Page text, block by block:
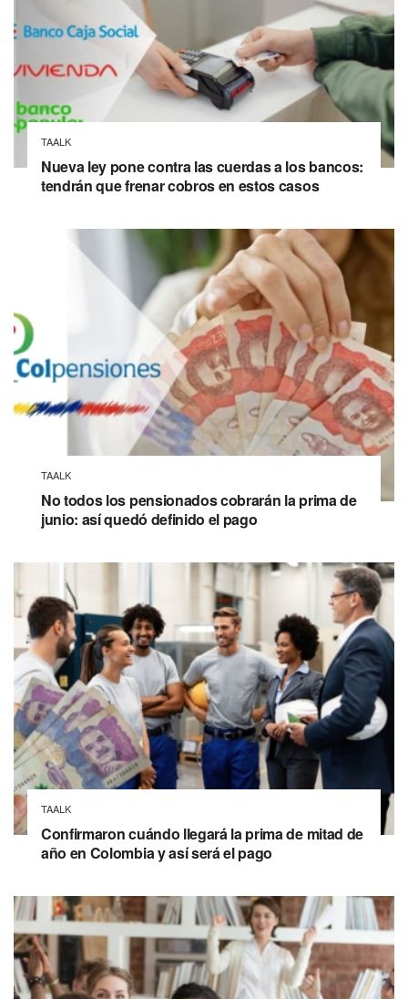
TAALK
Nueva ley pone contra las cuerdas a los bancos:
tendrán que frenar cobros en estos casos
TAALK
No todos los pensionados cobrarán la prima de
junio: así quedó definido el pago
TAALK
Confirmaron cuándo llegará la prima de mitad de
año en Colombia y así será el pago